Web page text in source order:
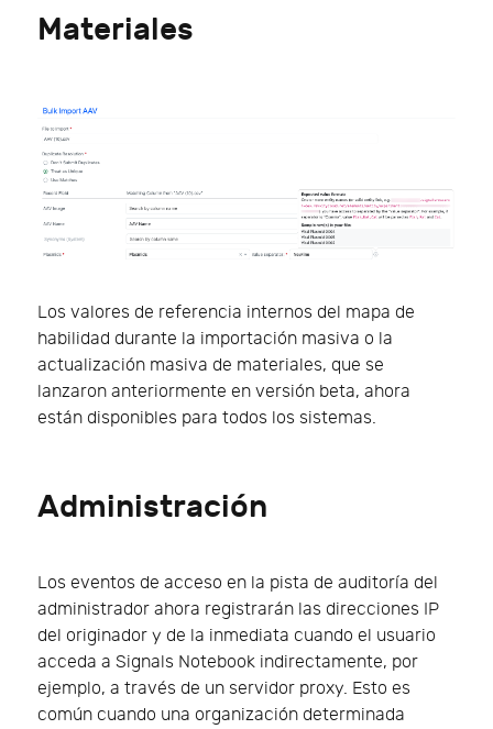
Materiales
Los valores de referencia internos del mapa de
habilidad durante la importación masiva o la
actualización masiva de materiales, que se
lanzaron anteriormente en versión beta, ahora
están disponibles para todos los sistemas.
Administración
Los eventos de acceso en la pista de auditoría del
administrador ahora registrarán las direcciones IP
del originador y de la inmediata cuando el usuario
acceda a Signals Notebook indirectamente, por
ejemplo, a través de un servidor proxy. Esto es
común cuando una organización determinada